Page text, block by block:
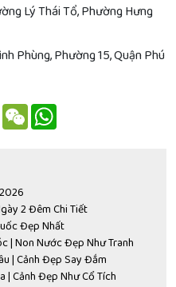
Lý Thái Tổ, Phường Hưng
Phùng, Phường 15, Quận Phú
TelegramWeChat
2 Đêm Chi Tiết
Đẹp Nhất
| Non Nước Đẹp Như Tranh
| Cảnh Đẹp Say Đắm
| Cảnh Đẹp Như Cổ Tích